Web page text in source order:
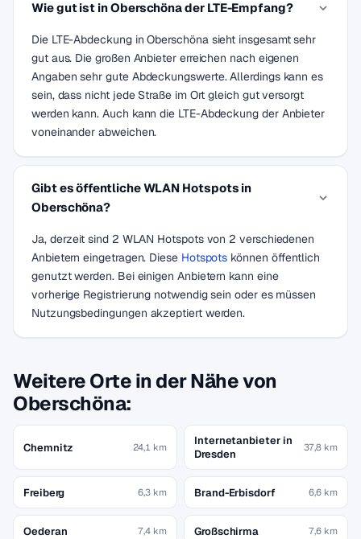
Wie gut ist in Oberschöna der LTE-Empfang?
Die LTE-Abdeckung in Oberschöna sieht insgesamt sehr
gut aus. Die großen Anbieter erreichen nach eigenen
Angaben sehr gute Abdeckungswerte. Allerdings kann es
sein, dass nicht jede Straße im Ort gleich gut versorgt
werden kann. Auch kann die LTE-Abdeckung der Anbieter
voneinander abweichen.
Gibt es öffentliche WLAN Hotspots in
Oberschöna?
Ja, derzeit sind 2 WLAN Hotspots von 2 verschiedenen
Anbietern eingetragen. Diese Hotspots können öffentlich
genutzt werden. Bei einigen Anbietern kann eine
vorherige Registrierung notwendig sein oder es müssen
Nutzungsbedingungen akzeptiert werden.
Weitere Orte in der Nähe von
Oberschöna:
Chemnitz 24,1 km
Internetanbieter in
Dresden
37,8 km
Freiberg 6,3 km Brand-Erbisdorf 6,6 km
Oederan 7,4 km Großschirma 7,6 km